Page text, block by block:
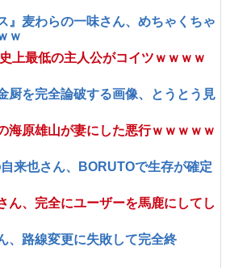
』麦わらの一味さん、めちゃくちゃ
ｗ
上最低の主人公がコイツｗｗｗｗ
厨を完全論破する画像、とうとう見
海原雄山が妻にした悪行ｗｗｗｗｗ
来也さん、BORUTOで生存が確定
ん、完全にユーザーを馬鹿にしてし
、路線変更に失敗して完全終